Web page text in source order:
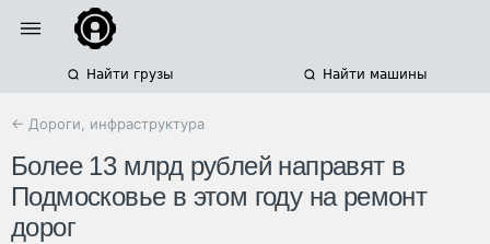
Найти грузы Найти машины
← Дороги, инфраструктура
Более 13 млрд рублей направят в
Подмосковье в этом году на ремонт
дорог